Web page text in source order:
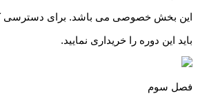
این بخش خصوصی می باشد. برای دسترسی
باید این دوره را خریداری نمایید.
فصل سوم